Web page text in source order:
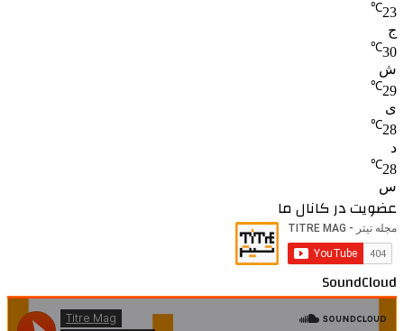
23
℃
ج
30
℃
ش
29
℃
ی
28
℃
د
28
℃
س
عضویت در کانال ما
SoundCloud